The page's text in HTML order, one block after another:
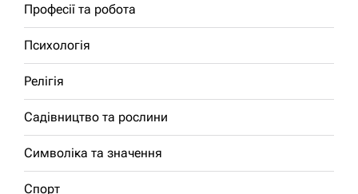
Професії та робота
Психологія
Релігія
Садівництво та рослини
Символіка та значення
Спорт